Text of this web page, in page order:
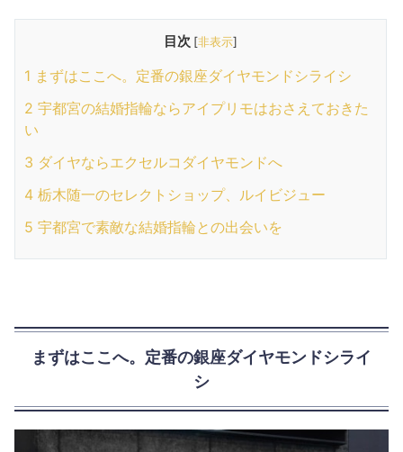
目次 [非表示]
1 まずはここへ。定番の銀座ダイヤモンドシライシ
2 宇都宮の結婚指輪ならアイプリモはおさえておきた
い
3 ダイヤならエクセルコダイヤモンドへ
4 栃木随一のセレクトショップ、ルイビジュー
5 宇都宮で素敵な結婚指輪との出会いを
まずはここへ。定番の銀座ダイヤモンドシライ
シ